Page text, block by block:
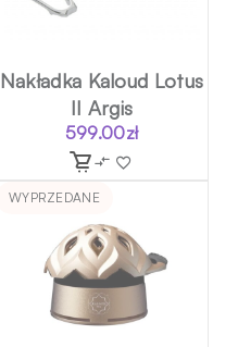
Nakładka Kaloud Lotus
II Argis
599.00zł
WYPRZEDANE